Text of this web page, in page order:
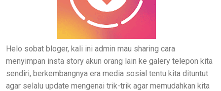
Helo sobat bloger, kali ini admin mau sharing cara
menyimpan insta story akun orang lain ke galery telepon kita
sendiri, berkembangnya era media sosial tentu kita dituntut
agar selalu update mengenai trik-trik agar memudahkan kita